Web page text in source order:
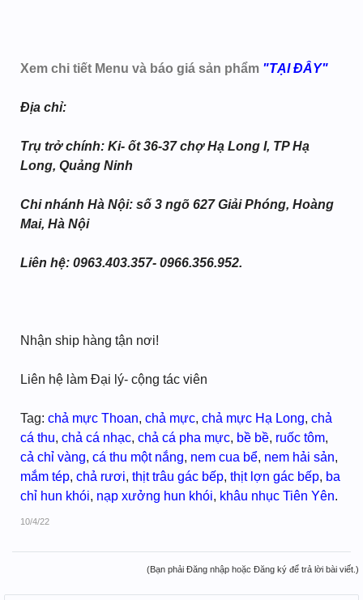
Xem chi tiết Menu và báo giá sản phẩm "TẠI ĐÂY"
Địa chỉ:
Trụ trở chính: Ki- ốt 36-37 chợ Hạ Long I, TP Hạ
Long, Quảng Ninh
Chi nhánh Hà Nội: số 3 ngõ 627 Giải Phóng, Hoàng
Mai, Hà Nội
Liên hệ: 0963.403.357- 0966.356.952.
Nhận ship hàng tận nơi!
Liên hệ làm Đại lý- cộng tác viên
Tag: chả mực Thoan, chả mực, chả mực Hạ Long, chả
cá thu, chả cá nhạc, chả cá pha mực, bề bề, ruốc tôm,
cả chỉ vàng, cá thu một nắng, nem cua bể, nem hải sản,
mắm tép, chả rươi, thịt trâu gác bếp, thịt lợn gác bếp, ba
chỉ hun khói, nạp xưởng hun khói, khâu nhục Tiên Yên.
10/4/22
(Bạn phải Đăng nhập hoặc Đăng ký để trả lời bài viết.)